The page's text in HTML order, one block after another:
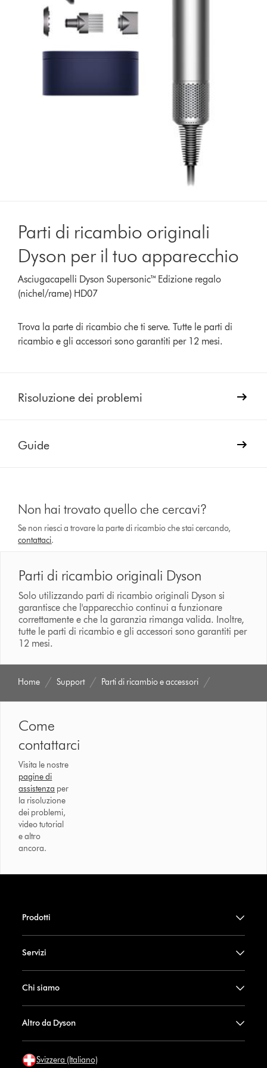
Parti di ricambio originali
Dyson per il tuo apparecchio
Asciugacapelli Dyson Supersonic™ Edizione regalo
(nichel/rame) HD07
Trova la parte di ricambio che ti serve. Tutte le parti di
ricambio e gli accessori sono garantiti per 12 mesi.
Risoluzione dei problemi
Guide
Non hai trovato quello che cercavi?
Se non riesci a trovare la parte di ricambio che stai cercando,
contattaci.
Parti di ricambio originali Dyson
Solo utilizzando parti di ricambio originali Dyson si
garantisce che l'apparecchio continui a funzionare
correttamente e che la garanzia rimanga valida. Inoltre,
tutte le parti di ricambio e gli accessori sono garantiti per
12 mesi.
Home Support Parti di ricambio e accessori
Come
contattarci
Visita le nostre
pagine di
assistenza per
la risoluzione
dei problemi,
video tutorial
e altro
ancora.
Prodotti
Servizi
Chi siamo
Altro da Dyson
Svizzera (Italiano)